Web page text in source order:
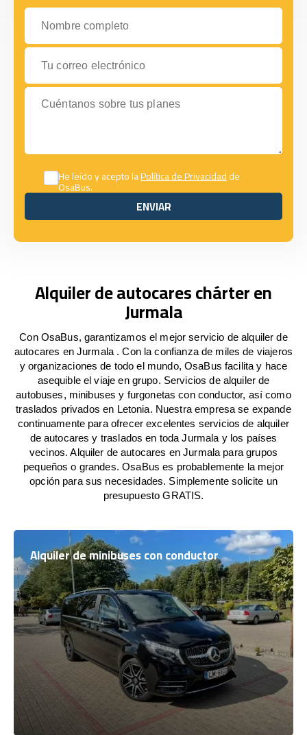
Nombre completo
Tu correo electrónico
Cuéntanos sobre tus planes
He leído y acepto laPolítica de Privacidadde
OsaBus.
ENVIAR
ENVIAR
Alquiler de autocares chárter en
Jurmala
Con OsaBus, garantizamos el mejor servicio de alquiler de
autocares en Jurmala . Con la confianza de miles de viajeros
y organizaciones de todo el mundo, OsaBus facilita y hace
asequible el viaje en grupo. Servicios de alquiler de
autobuses, minibuses y furgonetas con conductor, así como
traslados privados en Letonia. Nuestra empresa se expande
continuamente para ofrecer excelentes servicios de alquiler
de autocares y traslados en toda Jurmala y los países
vecinos. Alquiler de autocares en Jurmala para grupos
pequeños o grandes. OsaBus es probablemente la mejor
opción para sus necesidades. Simplemente solicite un
presupuesto GRATIS.
Alquiler de minibuses con conductor